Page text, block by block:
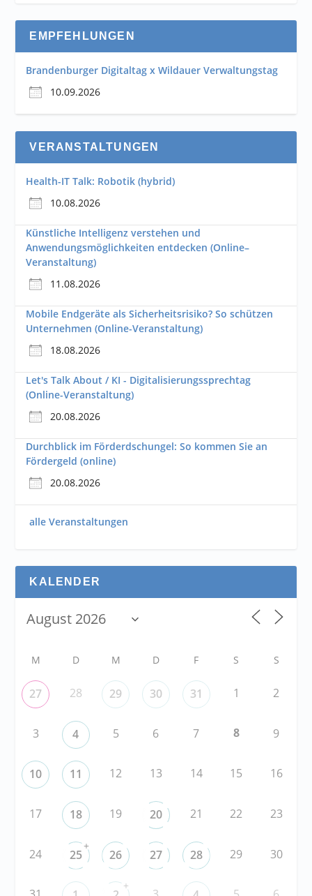
EMPFEHLUNGEN
Brandenburger Digitaltag x Wildauer Verwaltungstag
10.09.2026
VERANSTALTUNGEN
Health-IT Talk: Robotik (hybrid)
10.08.2026
Künstliche Intelligenz verstehen und
Anwendungsmöglichkeiten entdecken (Online–
Veranstaltung)
11.08.2026
Mobile Endgeräte als Sicherheitsrisiko? So schützen
Unternehmen (Online-Veranstaltung)
18.08.2026
Let's Talk About / KI - Digitalisierungssprechtag
(Online-Veranstaltung)
20.08.2026
Durchblick im Förderdschungel: So kommen Sie an
Fördergeld (online)
20.08.2026
alle Veranstaltungen
KALENDER
M D M D F S S
27 28 29 30 31 1 2
3 4 5 6 7 8 9
10 11 12 13 14 15 16
17 18 19 20 21 22 23
24 25
+
26 27 28 29 30
+